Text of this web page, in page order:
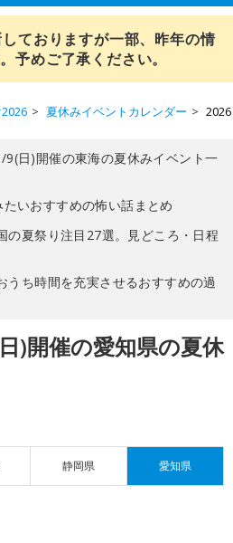
ておりますが一部、昨年の情
予めご了承ください。
夏休みイベントカレンダー
日)開催の東海の夏休みイベント一
たいおすすめの怖い話まとめ
の夏祭り注目27選。見どころ・日程
うち時間を充実させるおすすめの過
)開催の愛知県の夏休
静岡県 愛知県